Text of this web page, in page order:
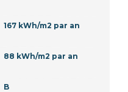
167 kWh/m2 par an
88 kWh/m2 par an
B